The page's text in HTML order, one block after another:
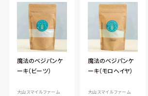
魔法のベジパンケ
ーキ（ビーツ）
大山スマイルファーム
魔法のベジパンケ
ーキ（モロヘイヤ）
大山スマイルファーム